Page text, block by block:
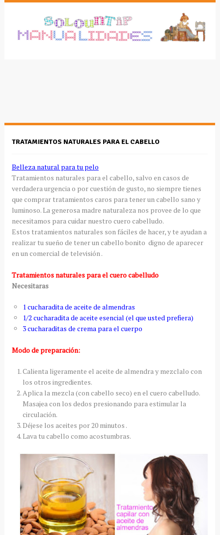
TRATAMIENTOS NATURALES PARA EL CABELLO
Belleza natural para tu pelo
Tratamientos naturales para el cabello, salvo en casos de
verdadera urgencia o por cuestión de gusto, no siempre tienes
que comprar tratamientos caros para tener un cabello sano y
luminoso. La generosa madre naturaleza nos provee de lo que
necesitamos para cuidar nuestro cuero cabelludo.
Estos tratamientos naturales son fáciles de hacer, y te ayudan a
realizar tu sueño de tener un cabello bonito digno de aparecer
en un comercial de televisión .
Tratamientos naturales para el cuero cabelludo
Necesitaras
1 cucharadita de aceite de almendras
1/2 cucharadita de aceite esencial (el que usted prefiera)
3 cucharaditas de crema para el cuerpo
Modo de preparación:
Calienta ligeramente el aceite de almendra y mezclalo con
los otros ingredientes.
Aplica la mezcla (con cabello seco) en el cuero cabelludo.
Masajea con los dedos presionando para estimular la
circulación.
Déjese los aceites por 20 minutos .
Lava tu cabello como acostumbras.